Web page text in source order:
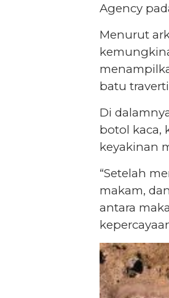
Agency
Menurut
batu
Di
botol kaca,
keyakinan
“Setelah
makam,
antara